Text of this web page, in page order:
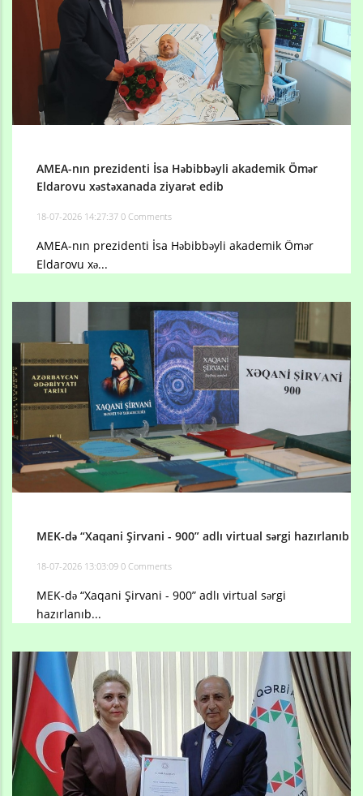
AMEA-nın prezidenti İsa Həbibbəyli akademik Ömər
Eldarovu xəstəxanada ziyarət edib
18-07-2026 14:27:37 0 Comments
AMEA-nın prezidenti İsa Həbibbəyli akademik Ömər
Eldarovu xə...
MEK-də “Xaqani Şirvani - 900” adlı virtual sərgi hazırlanıb
18-07-2026 13:03:09 0 Comments
MEK-də “Xaqani Şirvani - 900” adlı virtual sərgi
hazırlanıb...